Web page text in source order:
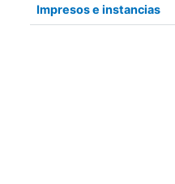
Impresos e instancias